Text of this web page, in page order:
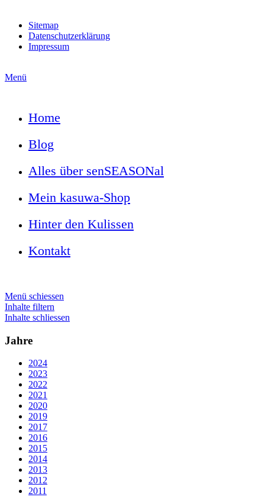
Sitemap
Datenschutzerklärung
Impressum
Menü
Home
Blog
Alles über senSEASONal
Mein kasuwa-Shop
Hinter den Kulissen
Kontakt
Menü schiessen
Inhalte filtern
Inhalte schliessen
Jahre
2024
2023
2022
2021
2020
2019
2017
2016
2015
2014
2013
2012
2011